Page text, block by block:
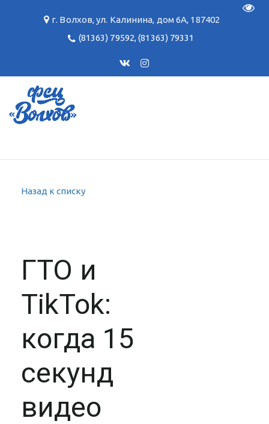
г. Волхов,ул. Калинина, дом 6А, 187402
(81363) 79592,(81363) 79331
Назад к списку
ГТО и
TikTok:
когда 15
секунд
видео